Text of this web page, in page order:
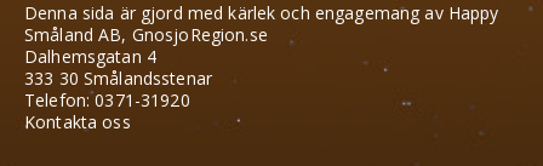
Denna sida är gjord med kärlek och engagemang av Happy
Småland AB, GnosjoRegion.se
Dalhemsgatan 4
333 30 Smålandsstenar
Telefon: 0371-31920
Kontakta oss